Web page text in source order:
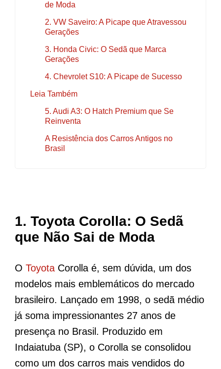
de Moda
2. VW Saveiro: A Picape que Atravessou
Gerações
3. Honda Civic: O Sedã que Marca
Gerações
4. Chevrolet S10: A Picape de Sucesso
Leia Também
5. Audi A3: O Hatch Premium que Se
Reinventa
A Resistência dos Carros Antigos no
Brasil
1. Toyota Corolla: O Sedã
que Não Sai de Moda
O Toyota Corolla é, sem dúvida, um dos
modelos mais emblemáticos do mercado
brasileiro. Lançado em 1998, o sedã médio
já soma impressionantes 27 anos de
presença no Brasil. Produzido em
Indaiatuba (SP), o Corolla se consolidou
como um dos carros mais vendidos do